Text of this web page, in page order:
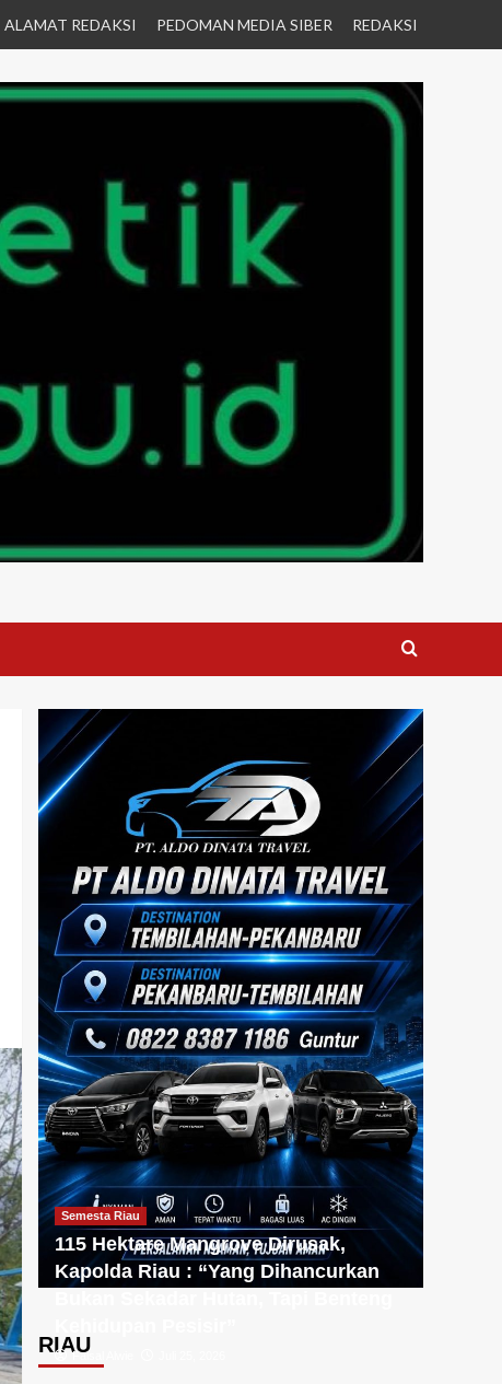
ALAMAT REDAKSI PEDOMAN MEDIA SIBER REDAKSI
RIAU
Semesta Riau
115 Hektare Mangrove Dirusak,
Kapolda Riau : “Yang Dihancurkan
Faisal Alwie